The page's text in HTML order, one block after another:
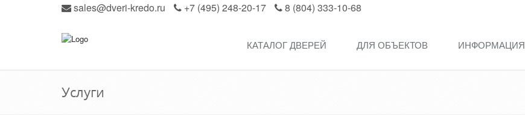
sales@dveri-kredo.ru +7 (495) 248-20-17 8 (804) 333-10-68
КАТАЛОГ ДВЕРЕЙ ДЛЯ ОБЪЕКТОВ ИНФОРМАЦИЯ
Услуги